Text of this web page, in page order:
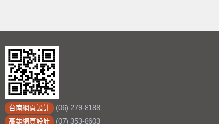
台南網頁設計 (06) 279-8188
高雄網頁設計 (07) 353-8603